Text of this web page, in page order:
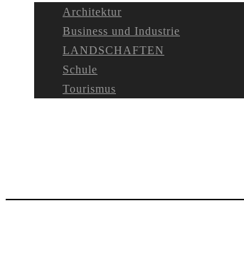
Architektur
Business und Industrie
LANDSCHAFTEN
Schule
Tourismus